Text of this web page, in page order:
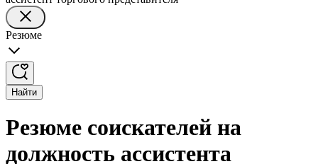
Резюме
Найти
Резюме соискателей на
должность ассистента